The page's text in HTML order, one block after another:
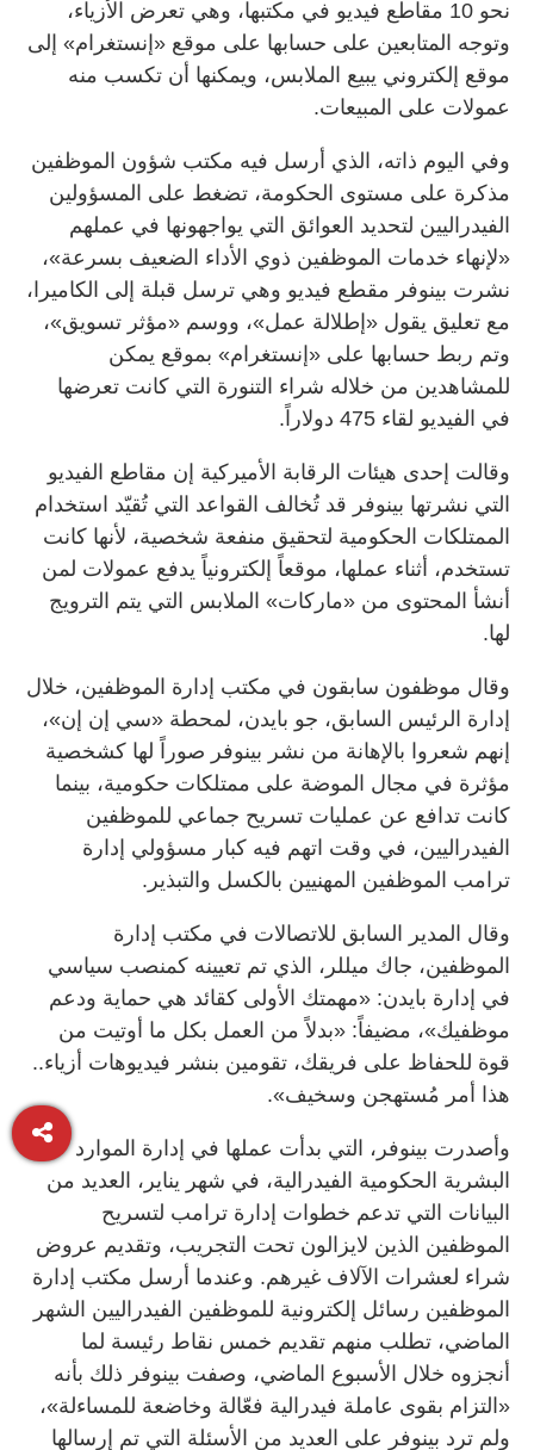
نحو 10 مقاطع فيديو في مكتبها، وهي تعرض الأزياء،
وتوجه المتابعين على حسابها على موقع «إنستغرام» إلى
موقع إلكتروني يبيع الملابس، ويمكنها أن تكسب منه
عمولات على المبيعات.
وفي اليوم ذاته، الذي أرسل فيه مكتب شؤون الموظفين
مذكرة على مستوى الحكومة، تضغط على المسؤولين
الفيدراليين لتحديد العوائق التي يواجهونها في عملهم
«لإنهاء خدمات الموظفين ذوي الأداء الضعيف بسرعة»،
نشرت بينوفر مقطع فيديو وهي ترسل قبلة إلى الكاميرا،
مع تعليق يقول «إطلالة عمل»، ووسم «مؤثر تسويق»،
وتم ربط حسابها على «إنستغرام» بموقع يمكن
للمشاهدين من خلاله شراء التنورة التي كانت تعرضها
في الفيديو لقاء 475 دولاراً.
وقالت إحدى هيئات الرقابة الأميركية إن مقاطع الفيديو
التي نشرتها بينوفر قد تُخالف القواعد التي تُقيّد استخدام
الممتلكات الحكومية لتحقيق منفعة شخصية، لأنها كانت
تستخدم، أثناء عملها، موقعاً إلكترونياً يدفع عمولات لمن
أنشأ المحتوى من «ماركات» الملابس التي يتم الترويج
لها.
وقال موظفون سابقون في مكتب إدارة الموظفين، خلال
إدارة الرئيس السابق، جو بايدن، لمحطة «سي إن إن»،
إنهم شعروا بالإهانة من نشر بينوفر صوراً لها كشخصية
مؤثرة في مجال الموضة على ممتلكات حكومية، بينما
كانت تدافع عن عمليات تسريح جماعي للموظفين
الفيدراليين، في وقت اتهم فيه كبار مسؤولي إدارة
ترامب الموظفين المهنيين بالكسل والتبذير.
وقال المدير السابق للاتصالات في مكتب إدارة
الموظفين، جاك ميللر، الذي تم تعيينه كمنصب سياسي
في إدارة بايدن: «مهمتك الأولى كقائد هي حماية ودعم
موظفيك»، مضيفاً: «بدلاً من العمل بكل ما أوتيت من
قوة للحفاظ على فريقك، تقومين بنشر فيديوهات أزياء..
هذا أمر مُستهجن وسخيف».
وأصدرت بينوفر، التي بدأت عملها في إدارة الموارد
البشرية الحكومية الفيدرالية، في شهر يناير، العديد من
البيانات التي تدعم خطوات إدارة ترامب لتسريح
الموظفين الذين لايزالون تحت التجريب، وتقديم عروض
شراء لعشرات الآلاف غيرهم. وعندما أرسل مكتب إدارة
الموظفين رسائل إلكترونية للموظفين الفيدراليين الشهر
الماضي، تطلب منهم تقديم خمس نقاط رئيسة لما
أنجزوه خلال الأسبوع الماضي، وصفت بينوفر ذلك بأنه
«التزام بقوى عاملة فيدرالية فعّالة وخاضعة للمساءلة»،
ولم ترد بينوفر على العديد من الأسئلة التي تم إرسالها